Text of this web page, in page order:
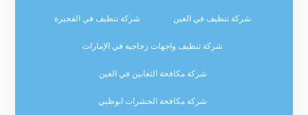
شركة تنظيف في العين شركة تنظيف في الفجيرة
شركة تنظيف واجهات زجاجية في الإمارات
شركة مكافحة الثعابين في العين
شركة مكافحة الحشرات ابوظبي